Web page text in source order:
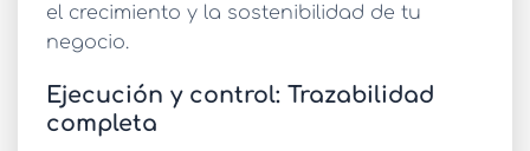
el crecimiento y la sostenibilidad de tu
negocio.
Ejecución y control: Trazabilidad
completa